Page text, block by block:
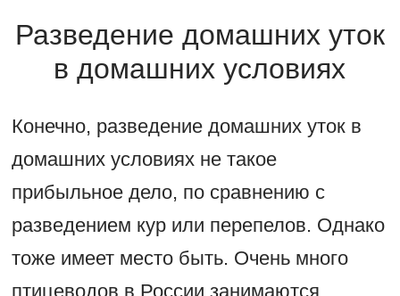
Разведение домашних уток
в домашних условиях
Конечно, разведение домашних уток в
домашних условиях не такое
прибыльное дело, по сравнению с
разведением кур или перепелов. Однако
тоже имеет место быть. Очень много
птицеводов в России занимаются